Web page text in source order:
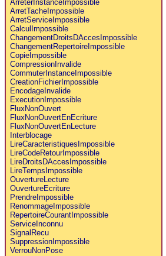
ArreterInstanceImpossible
ArretTacheImpossible
ArretServiceImpossible
CalculImpossible
ChangementDroitsDAccesImpossible
ChangementRepertoireImpossible
CopieImpossible
CompressionInvalide
CommuterInstanceImpossible
CreationFichierImpossible
EncodageInvalide
ExecutionImpossible
FluxNonOuvert
FluxNonOuvertEnEcriture
FluxNonOuvertEnLecture
Interblocage
LireCaracteristiquesImpossible
LireCodeRetourImpossible
LireDroitsDAccesImpossible
LireTempsImpossible
OuvertureLecture
OuvertureEcriture
PrendreImpossible
RenommageImpossible
RepertoireCourantImpossible
ServiceInconnu
SignalRecu
SuppressionImpossible
VerrouNonPose